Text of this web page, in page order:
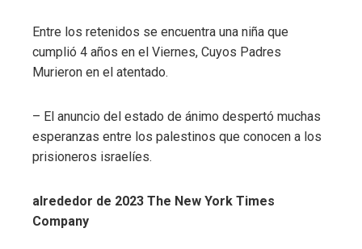
Entre los retenidos se encuentra una niña que
cumplió 4 años en el Viernes, Cuyos Padres
Murieron en el atentado.
– El anuncio del estado de ánimo despertó muchas
esperanzas entre los palestinos que conocen a los
prisioneros israelíes.
alrededor de 2023 The New York Times
Company